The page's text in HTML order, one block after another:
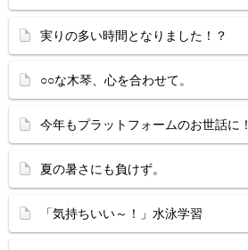
実りの多い時間となりました！？
○○な木琴、心を合わせて。
今年もプラットフォームのお世話に！
夏の暑さにも負けず。
「気持ちいい～！」水泳学習